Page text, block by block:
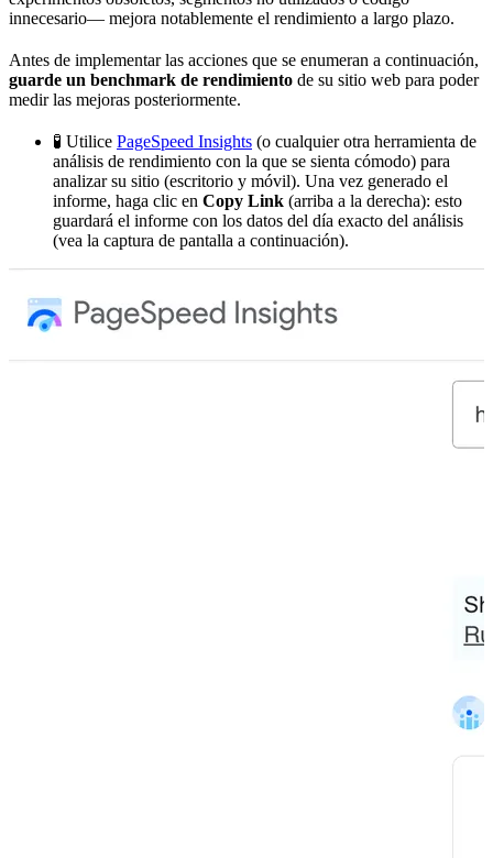
innecesario— mejora notablemente el rendimiento a largo plazo.
Antes de implementar las acciones que se enumeran a continuación,
guarde un benchmark de rendimiento de su sitio web para poder
medir las mejoras posteriormente.
🧪 Utilice PageSpeed Insights (o cualquier otra herramienta de
análisis de rendimiento con la que se sienta cómodo) para
analizar su sitio (escritorio y móvil). Una vez generado el
informe, haga clic en Copy Link (arriba a la derecha): esto
guardará el informe con los datos del día exacto del análisis
(vea la captura de pantalla a continuación).